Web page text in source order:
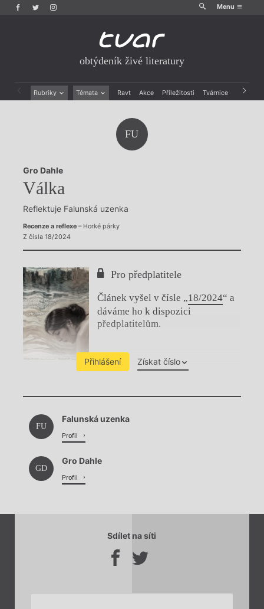
Menu
obtýdeník živé literatury
Rubriky Témata Ravt Akce Příležitosti Tvárnice Archiv
Rozhovory
Dokument
Výroční ceny
FU
Gro Dahle
Válka
Reflektuje Falunská uzenka
Recenze a reflexe– Horké párky
Z čísla 18/2024
Pro předplatitele
Článek vyšel v čísle „18/2024“ a
dáváme ho k dispozici
předplatitelům.
Přihlášení Získat číslo
Chviličku.
Načítá se.
FU
Falunská uzenka
Profil
GD
Gro Dahle
Profil
Sdílet na síti